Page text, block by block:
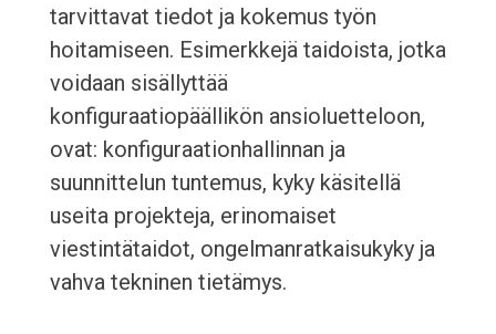
tarvittavat tiedot ja kokemus työn
hoitamiseen. Esimerkkejä taidoista, jotka
voidaan sisällyttää
konfiguraatiopäällikön ansioluetteloon,
ovat: konfiguraationhallinnan ja
suunnittelun tuntemus, kyky käsitellä
useita projekteja, erinomaiset
viestintätaidot, ongelmanratkaisukyky ja
vahva tekninen tietämys.